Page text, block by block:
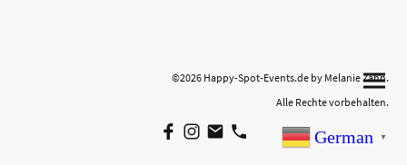
©2026 Happy-Spot-Events.de by Melanie Zahn.
Alle Rechte vorbehalten.
German ▼